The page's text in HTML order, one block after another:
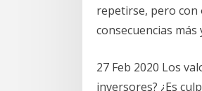
repetirse, pero con
consecuencias
27 Feb 2020 Los
inversores? ¿Es